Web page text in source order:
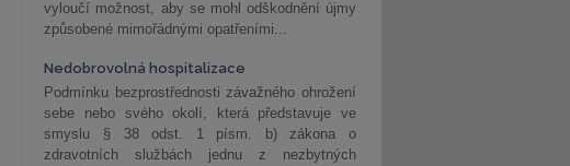
vyloučí možnost, aby se mohl odškodnění újmy
způsobené mimořádnými opatřeními...
Nedobrovolná hospitalizace
Podmínku bezprostřednosti závažného ohrožení
sebe nebo svého okolí, která představuje ve
smyslu § 38 odst. 1 písm. b) zákona o
zdravotních službách jednu z nezbytných